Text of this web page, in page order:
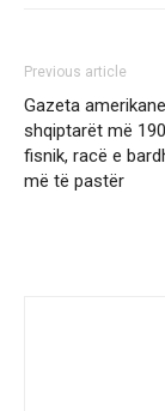
Previous article
Gazeta
shqiptarët më
fisnik, racë e
më të pastër